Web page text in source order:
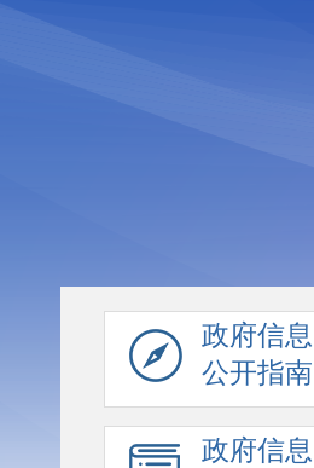
政府信息
公开指南
政府信息